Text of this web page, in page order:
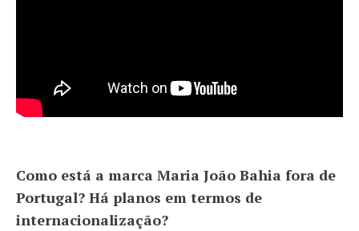
Como está a marca Maria João Bahia fora de
Portugal? Há planos em termos de
internacionalização?